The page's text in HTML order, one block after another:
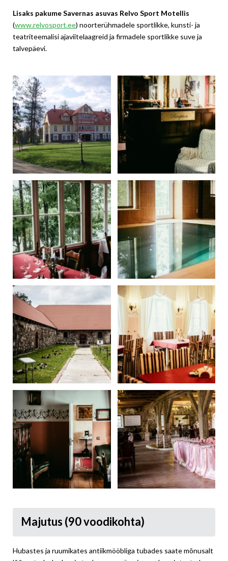
Lisaks pakume Savernas asuvas Relvo Sport Motellis
(www.relvosport.ee) noorterühmadele sportlikke, kunsti- ja
teatriteemalisi ajaviitelaagreid ja firmadele sportlikke suve ja
talvepäevi.
Majutus (90 voodikohta)
Hubastes ja ruumikates antiikmööbliga tubades saate mõnusalt